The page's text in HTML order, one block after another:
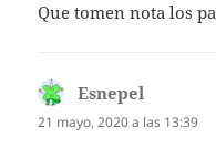
Que tomen nota los
Esnepel
21 mayo, 2020 a las 13:39